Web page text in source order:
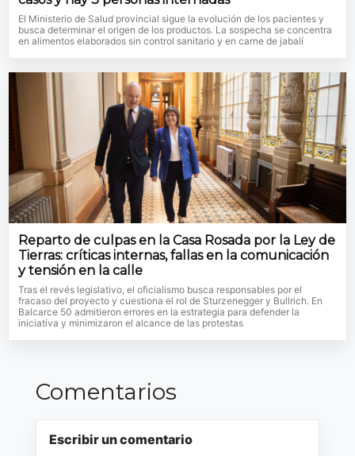
El Ministerio de Salud provincial sigue la evolución de los pacientes y
busca determinar el origen de los productos. La sospecha se concentra
en alimentos elaborados sin control sanitario y en carne de jabalí
Reparto de culpas en la Casa Rosada por la Ley de
Tierras: críticas internas, fallas en la comunicación
y tensión en la calle
Tras el revés legislativo, el oficialismo busca responsables por el
fracaso del proyecto y cuestiona el rol de Sturzenegger y Bullrich. En
Balcarce 50 admitieron errores en la estrategia para defender la
iniciativa y minimizaron el alcance de las protestas
Comentarios
Escribir un comentario